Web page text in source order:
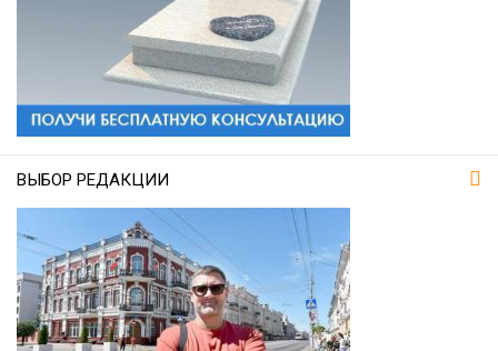
ВЫБОР РЕДАКЦИИ